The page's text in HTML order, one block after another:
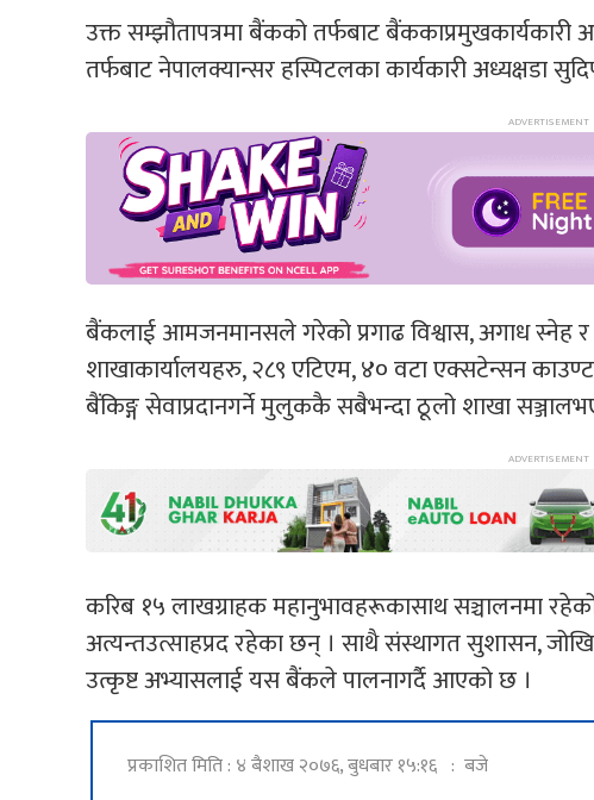
उक्त सम्झौतापत्रमा बैंकको तर्फबाट बैंककाप्रमुखकार्यकारी
तर्फबाट नेपालक्यान्सर हस्पिटलका कार्यकारी अध्यक्षडा
बैंकलाई आमजनमानसले गरेको प्रगाढ विश्वास, अगाध स्नेह
शाखाकार्यालयहरु, २८९ एटिएम, ४० वटा एक्सटेन्सन
बैंकिङ्ग सेवाप्रदानगर्ने मुलुककै सबैभन्दा ठूलो शाखा
करिब १५ लाखग्राहक महानुभावहरूकासाथ सञ्चालनमा
अत्यन्तउत्साहप्रद रहेका छन् । साथै संस्थागत सुशासन,
उत्कृष्ट अभ्यासलाई यस बैंकले पालनागर्दै आएको छ ।
प्रकाशित मिति : ४ बैशाख २०७६, बुधबार १५:१६ : बजे